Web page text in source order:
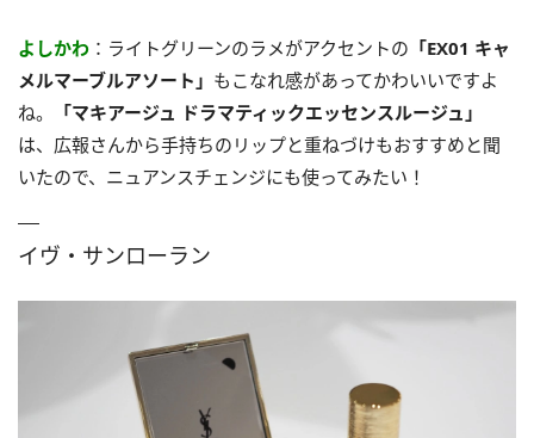
よしかわ ：ライトグリーンのラメがアクセントの 「EX01 キャ
メルマーブルアソート」 もこなれ感があってかわいいですよ
ね。
「マキアージュ ドラマティックエッセンスルージュ」
は、広報さんから手持ちのリップと重ねづけもおすすめと聞
いたので、ニュアンスチェンジにも使ってみたい！
イヴ・サンローラン